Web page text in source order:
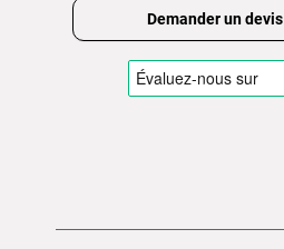
Demander un devis